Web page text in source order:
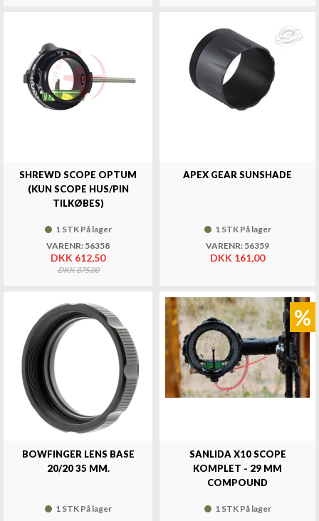
SHREWD SCOPE OPTUM
(KUN SCOPE HUS/PIN
TILKØBES)
1 STK På lager
VARENR: 56358
DKK 612,50
DKK 875,00
APEX GEAR SUNSHADE
1 STK På lager
VARENR: 56359
DKK 161,00
BOWFINGER LENS BASE
20/20 35 MM.
1 STK På lager
SANLIDA X10 SCOPE
KOMPLET - 29 MM
COMPOUND
1 STK På lager
%